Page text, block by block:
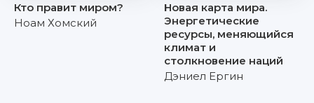
Кто правит миром?
Ноам Хомский
Новая карта мира.
Энергетические
ресурсы, меняющийся
климат и
столкновение наций
Дэниел Ергин